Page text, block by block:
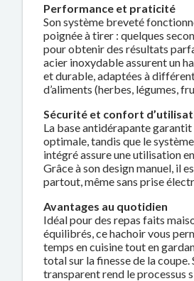
Performance et praticité
Son système breveté
poignée à tirer : quelques
pour obtenir des résultats
acier inoxydable assurent un
et durable, adaptées à
d’aliments (herbes, légumes,
Sécurité et confort
La base antidérapante
optimale, tandis que le
intégré assure une utilisation
Grâce à son design manuel, il
partout, même sans prise
Avantages au quotidien
Idéal pour des repas faits
équilibrés, ce hachoir vous
temps en cuisine tout en
total sur la finesse de la coupe.
transparent rend le processus